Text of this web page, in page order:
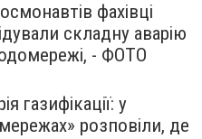
фахівці
складну аварію
- ФОТО
газифікації: у
розповіли, де